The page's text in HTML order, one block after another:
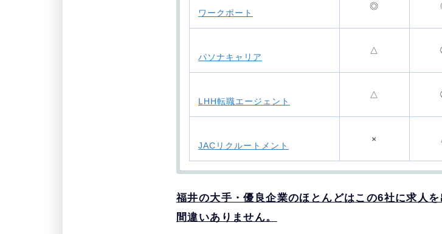
ワークポート
◎
パソナキャリア
△
LHH転職エージェント
△
JACリクルートメント
×
おすすめ
サイト
福井の大手・優良企業のほとんどはこの6社に求人
間違いありません。